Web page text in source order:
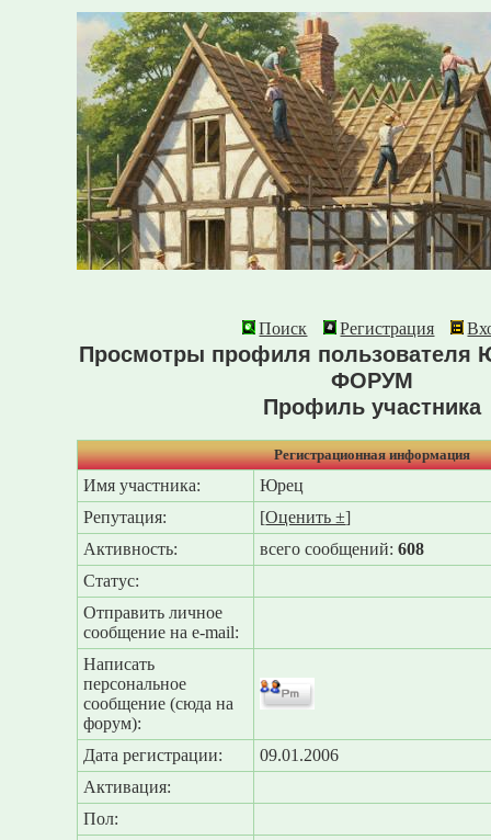
Поиск Регистрация
Просмотры профиля пользователя
ФОРУМ
Профиль участника
Регистрационная информация
Имя участника:
Юрец
Репутация:
[Оценить ±]
Активность:
всего сообщений:608
Статус:
Отправить личное
сообщение на e-mail:
Написать
персональное
сообщение (сюда на
форум):
Дата регистрации:
09.01.2006
Активация:
Пол: